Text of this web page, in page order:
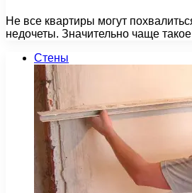
Не все квартиры могут
недочеты. Значительно чаще
Стены